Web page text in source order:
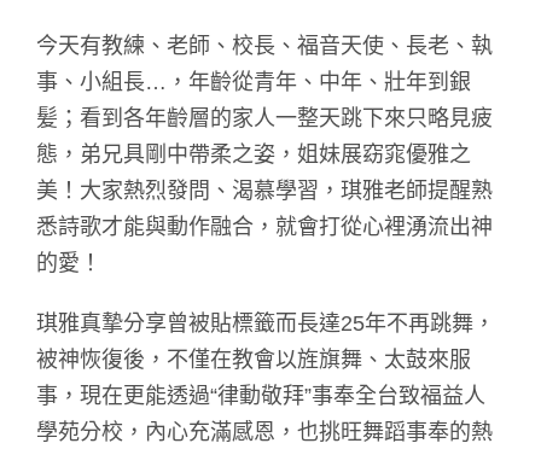
今天有教練、老師、校長、福音天使、長老、執
事、小組長…，年齡從青年、中年、壯年到銀
髪；看到各年齡層的家人一整天跳下來只略見疲
態，弟兄具剛中帶柔之姿，姐妹展窈窕優雅之
美！大家熱烈發問、渴慕學習，琪雅老師提醒熟
悉詩歌才能與動作融合，就會打從心裡湧流出神
的愛！
琪雅真摯分享曾被貼標籤而長達25年不再跳舞，
被神恢復後，不僅在教會以旌旗舞、太鼓來服
事，現在更能透過“律動敬拜”事奉全台致福益人
學苑分校，內心充滿感恩，也挑旺舞蹈事奉的熱